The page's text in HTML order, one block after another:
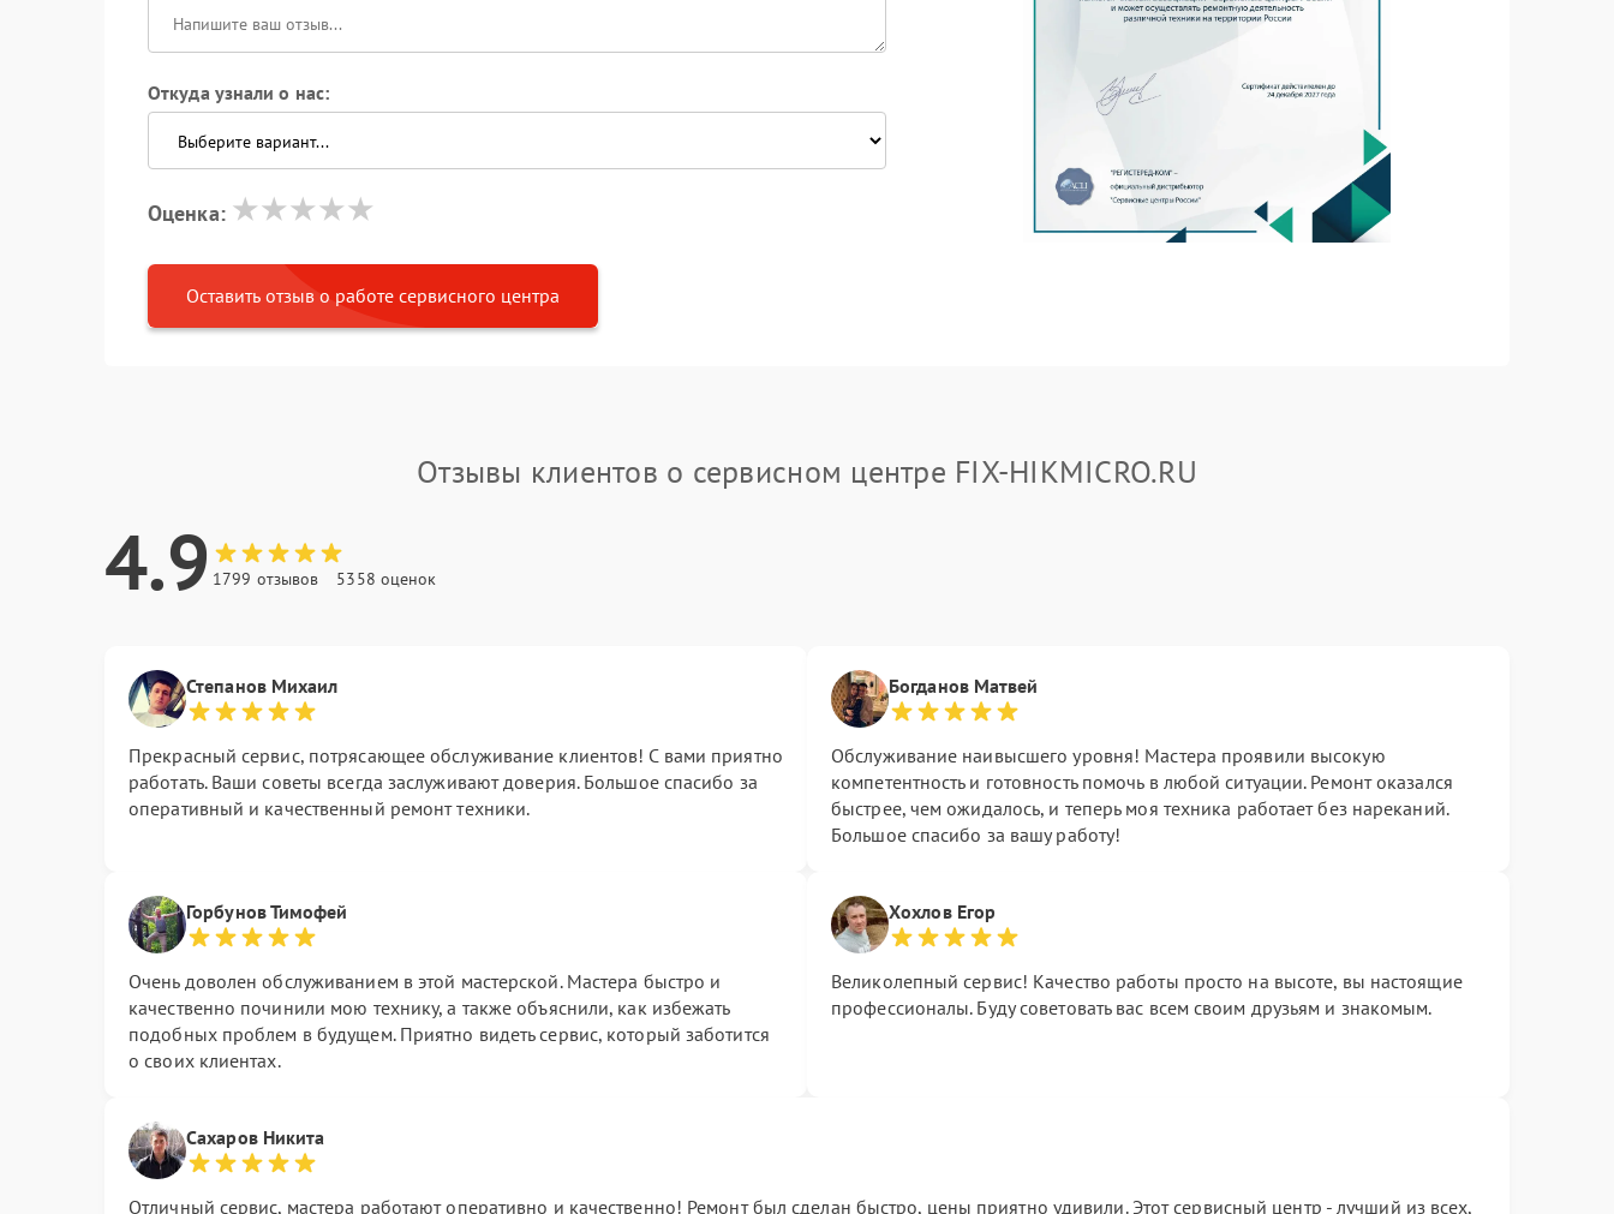
Откуда узнали о нас:
Оценка:
Оставить отзыв о работе сервисного центра
Отзывы клиентов о сервисном центре FIX-HIKMICRO.RU
4.9 1799 отзывов 5358 оценок
Степанов Михаил
Прекрасный сервис, потрясающее обслуживание клиентов! С вами приятно
работать. Ваши советы всегда заслуживают доверия. Большое спасибо за
оперативный и качественный ремонт техники.
Богданов Матвей
Обслуживание наивысшего уровня! Мастера проявили высокую
компетентность и готовность помочь в любой ситуации. Ремонт оказался
быстрее, чем ожидалось, и теперь моя техника работает без нареканий.
Большое спасибо за вашу работу!
Горбунов Тимофей
Очень доволен обслуживанием в этой мастерской. Мастера быстро и
качественно починили мою технику, а также объяснили, как избежать
подобных проблем в будущем. Приятно видеть сервис, который заботится
о своих клиентах.
Хохлов Егор
Великолепный сервис! Качество работы просто на высоте, вы настоящие
профессионалы. Буду советовать вас всем своим друзьям и знакомым.
Сахаров Никита
Отличный сервис, мастера работают оперативно и качественно! Ремонт был сделан быстро, цены приятно удивили. Этот сервисный центр - лучший из всех,